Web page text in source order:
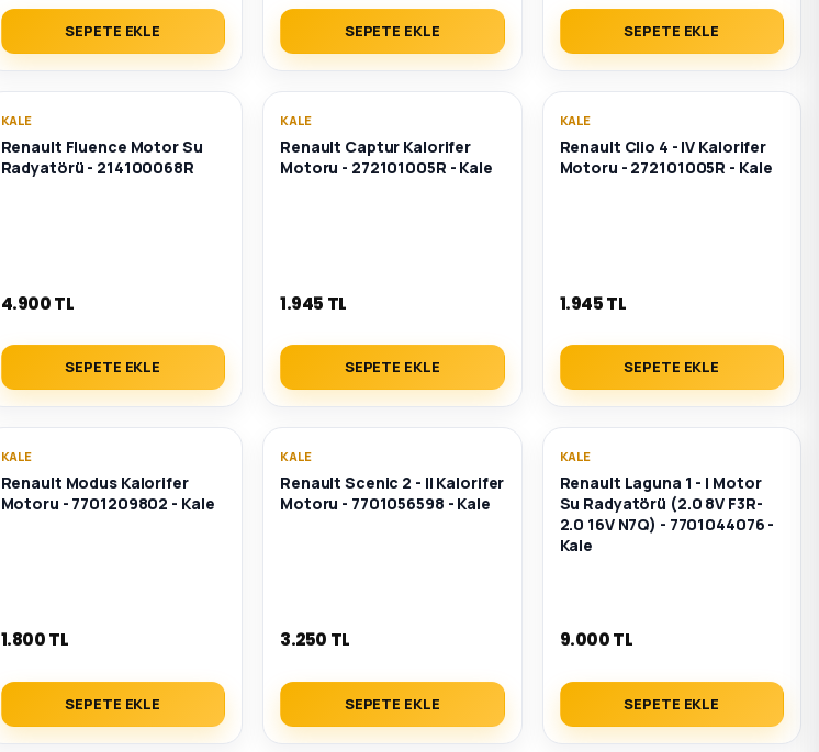
SEPETE EKLE SEPETE EKLE SEPETE EKLE
KALE
Renault Fluence Motor Su
Radyatörü - 214100068R
4.900 TL
SEPETE EKLE
KALE
Renault Captur Kalorifer
Motoru - 272101005R - Kale
1.945 TL
SEPETE EKLE
KALE
Renault Clio 4 - IV Kalorifer
Motoru - 272101005R - Kale
1.945 TL
SEPETE EKLE
KALE
Renault Modus Kalorifer
Motoru - 7701209802 - Kale
1.800 TL
SEPETE EKLE
KALE
Renault Scenic 2 - II Kalorifer
Motoru - 7701056598 - Kale
3.250 TL
SEPETE EKLE
KALE
Renault Laguna 1 - I Motor
Su Radyatörü (2.0 8V F3R-
2.0 16V N7Q) - 7701044076 -
Kale
9.000 TL
SEPETE EKLE